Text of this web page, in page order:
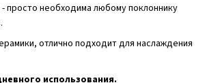
необходима любому поклоннику
отлично подходит для наслаждения
использования.